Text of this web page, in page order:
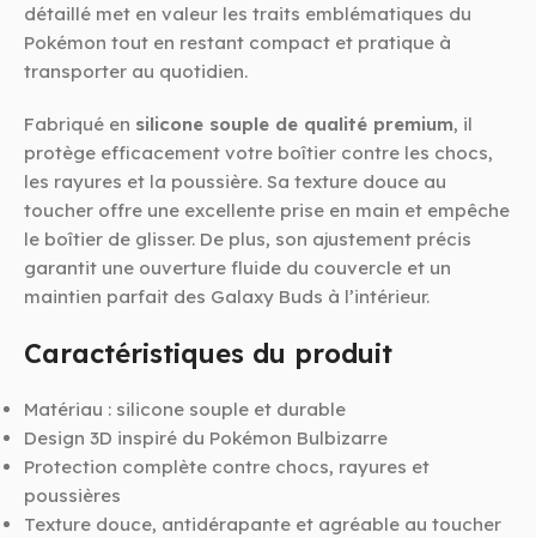
détaillé met en valeur les traits emblématiques du
Pokémon tout en restant compact et pratique à
transporter au quotidien.
Fabriqué en silicone souple de qualité premium, il
protège efficacement votre boîtier contre les chocs,
les rayures et la poussière. Sa texture douce au
toucher offre une excellente prise en main et empêche
le boîtier de glisser. De plus, son ajustement précis
garantit une ouverture fluide du couvercle et un
maintien parfait des Galaxy Buds à l’intérieur.
Caractéristiques du produit
Matériau : silicone souple et durable
Design 3D inspiré du Pokémon Bulbizarre
Protection complète contre chocs, rayures et
poussières
Texture douce, antidérapante et agréable au toucher